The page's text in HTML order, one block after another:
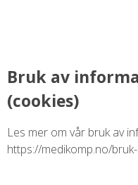
Bruk av
(cookies)
Les mer om vår bruk av
https://medikomp.no/